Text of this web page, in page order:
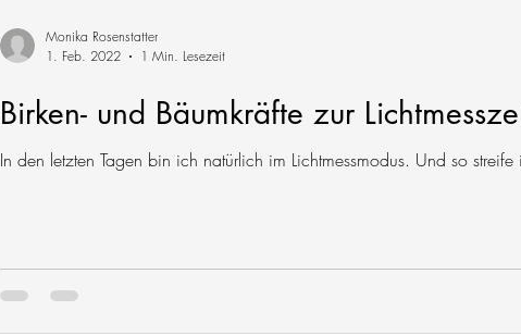
Birken- und Bäumkräfte zur
In den letzten Tagen bin ich natürlich im Lichtmessmodus. Und so
Monika Rosenstatter
1. Feb. 2022
1 Min. Lesezeit